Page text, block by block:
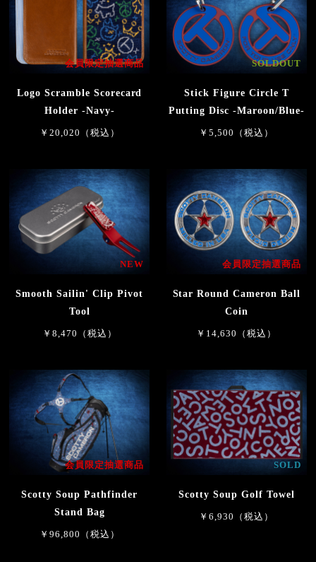
会員限定抽選商品
Logo Scramble Scorecard
Holder -Navy-
￥20,020（税込）
SOLDOUT
Stick Figure Circle T
Putting Disc -Maroon/Blue-
￥5,500（税込）
NEW
Smooth Sailin' Clip Pivot
Tool
￥8,470（税込）
会員限定抽選商品
Star Round Cameron Ball
Coin
￥14,630（税込）
会員限定抽選商品
Scotty Soup Pathfinder
Stand Bag
￥96,800（税込）
SOLD
Scotty Soup Golf Towel
￥6,930（税込）